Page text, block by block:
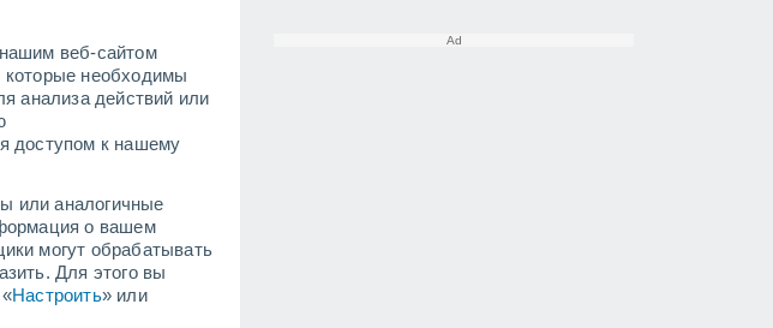
веб-сайтом
необходимы
анализа действий или
доступом к нашему
или аналогичные
о вашем
могут обрабатывать
Для этого вы
Настроить» или
+23°